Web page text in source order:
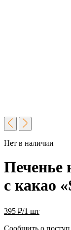
Нет в наличии
Печенье
с какао
395 ₽/1 шт
Сообщить о